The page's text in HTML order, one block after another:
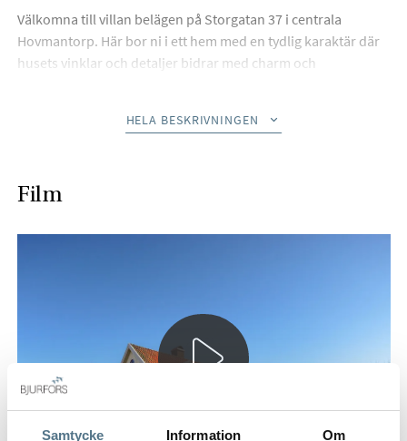
Samtycke Information Om
Välkomna till villan belägen på Storgatan 37 i centrala
Hovmantorp. Här bor ni i ett hem med en tydlig karaktär där
husets vinklar och detaljer bidrar med charm och
både sociala, privata och funktionella ytor i en harmonisk
rymd och ljus samspelar. Allrummet ger ett starkt första
öppen och social struktur där hemmet känns levande och
sammanhängande. Matsalen ligger i en självklar förlängning
av hemmets sociala delar och binds samman med både kök
och allrum. Den öppna spisen bidrar med karaktär medan
den intilliggande punchverandan skapar en vacker övergång
mellan inne och ute. I köket möts funktion och karaktär i en
HELA BESKRIVNINGEN
Film